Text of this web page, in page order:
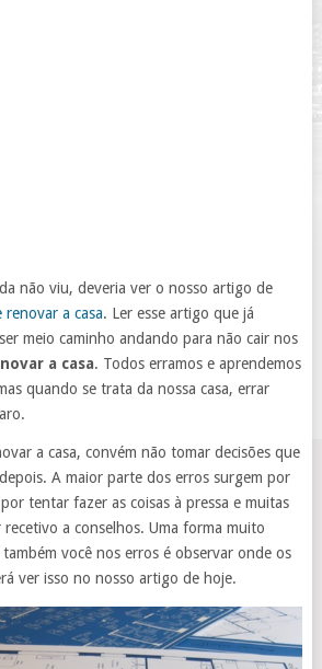
não viu, deveria ver o nosso artigo de
renovar a casa. Ler esse artigo que já
meio caminho andando para não cair nos
a casa. Todos erramos e aprendemos
quando se trata da nossa casa, errar
a casa, convém não tomar decisões que
A maior parte dos erros surgem por
tentar fazer as coisas à pressa e muitas
a conselhos. Uma forma muito
você nos erros é observar onde os
ver isso no nosso artigo de hoje.